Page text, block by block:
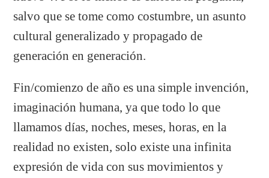
salvo que se tome como costumbre, un asunto
cultural generalizado y propagado de
generación en generación.
Fin/comienzo de año es una simple invención,
imaginación humana, ya que todo lo que
llamamos días, noches, meses, horas, en la
realidad no existen, solo existe una infinita
expresión de vida con sus movimientos y